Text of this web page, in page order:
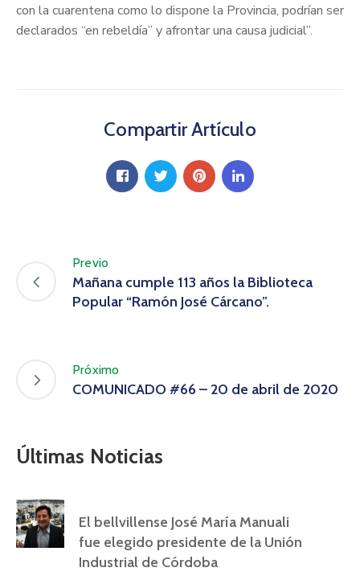
con la cuarentena como lo dispone la Provincia, podrían ser
declarados “en rebeldía” y afrontar una causa judicial”.
Compartir Artículo
Previo
Mañana cumple 113 años la Biblioteca
Popular “Ramón José Cárcano”.
Próximo
COMUNICADO #66 – 20 de abril de 2020
Últimas Noticias
El bellvillense José María Manuali
fue elegido presidente de la Unión
Industrial de Córdoba